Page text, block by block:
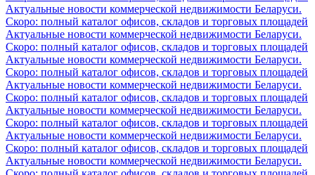
Актуальные новости коммерческой недвижимости Беларуси.
Скоро: полный каталог офисов, складов и торговых площадей
Актуальные новости коммерческой недвижимости Беларуси.
Скоро: полный каталог офисов, складов и торговых площадей
Актуальные новости коммерческой недвижимости Беларуси.
Скоро: полный каталог офисов, складов и торговых площадей
Актуальные новости коммерческой недвижимости Беларуси.
Скоро: полный каталог офисов, складов и торговых площадей
Актуальные новости коммерческой недвижимости Беларуси.
Скоро: полный каталог офисов, складов и торговых площадей
Актуальные новости коммерческой недвижимости Беларуси.
Скоро: полный каталог офисов, складов и торговых площадей
Актуальные новости коммерческой недвижимости Беларуси.